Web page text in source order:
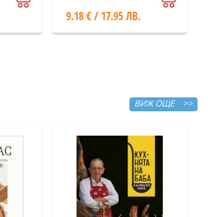
9.18 € / 17.95 ЛВ.
ВИЖ ОЩЕ >>